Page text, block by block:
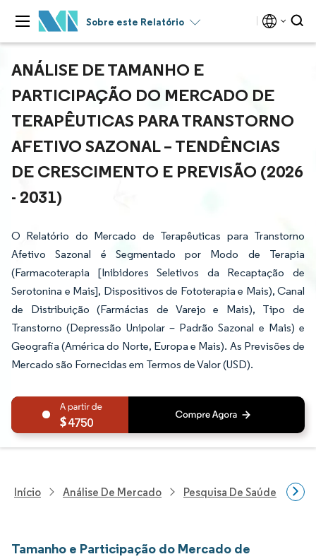
Sobre este Relatório
ANÁLISE DE TAMANHO E
PARTICIPAÇÃO DO MERCADO DE
TERAPÊUTICAS PARA TRANSTORNO
AFETIVO SAZONAL – TENDÊNCIAS
DE CRESCIMENTO E PREVISÃO (2026
- 2031)
O Relatório do Mercado de Terapêuticas para Transtorno
Afetivo Sazonal é Segmentado por Modo de Terapia
(Farmacoterapia [Inibidores Seletivos da Recaptação de
Serotonina e Mais], Dispositivos de Fototerapia e Mais), Canal
de Distribuição (Farmácias de Varejo e Mais), Tipo de
Transtorno (Depressão Unipolar – Padrão Sazonal e Mais) e
Geografia (América do Norte, Europa e Mais). As Previsões de
Mercado são Fornecidas em Termos de Valor (USD).
4750
Início Análise De Mercado Pesquisa De Saúde
Tamanho e Participação do Mercado de